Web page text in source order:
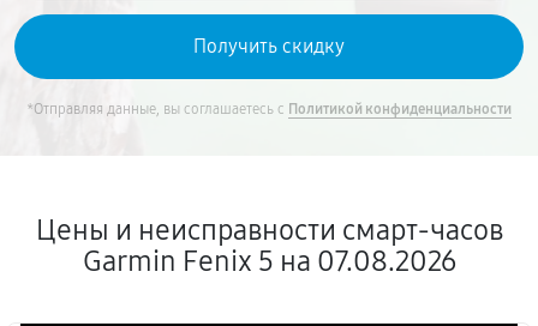
*Отправляя данные, вы соглашаетесь с Политикой конфиденциальности
Цены и неисправности смарт-часов
Garmin Fenix 5 на 07.08.2026